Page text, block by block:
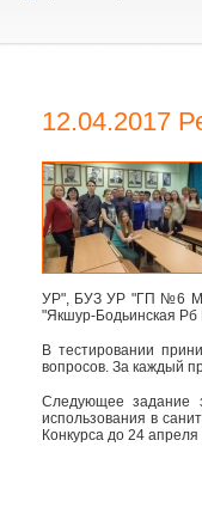
12.04.2017
УР", БУЗ УР "ГП №6
"Якшур-Бодьинская
В тестировании
вопросов. За каждый
Следующее задание
использования в
Конкурса до 24 апреля